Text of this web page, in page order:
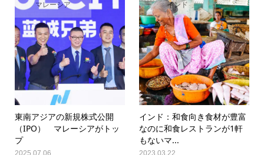
マレーシア
東南アジアの新規株式公開
（IPO） マレーシアがトッ
プ
2025.07.06
インド
インド：和食向き食材が豊富
なのに和食レストランが1軒
もないマ...
2023.03.22